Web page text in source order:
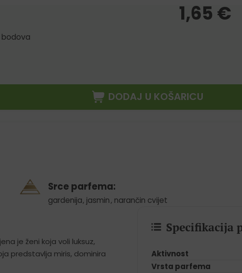
1,65 €
bodova
DODAJ U KOŠARICU
Srce parfema:
gardenija, jasmin, narančin cvijet
je ženi koja voli luksuz,
predstavlja miris, dominira
Specifikacija
Aktivnost
Vrsta parfema